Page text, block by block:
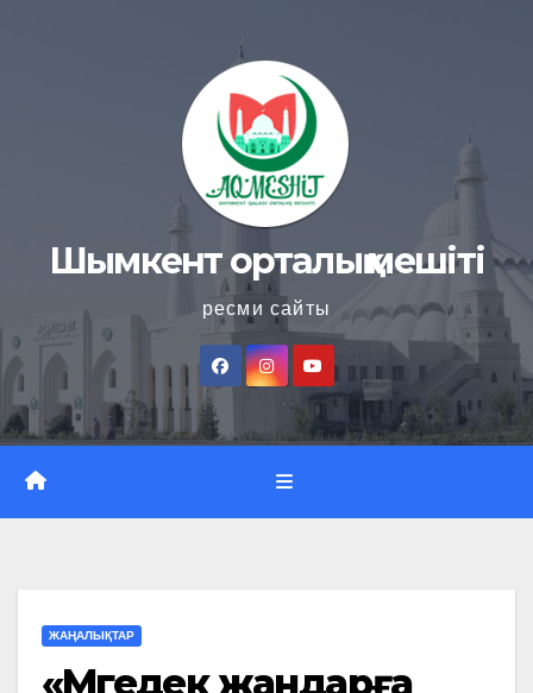
Шымкент орталық мешіті
ресми сайты
ЖАҢАЛЫҚТАР
«Мүгедек жандарға